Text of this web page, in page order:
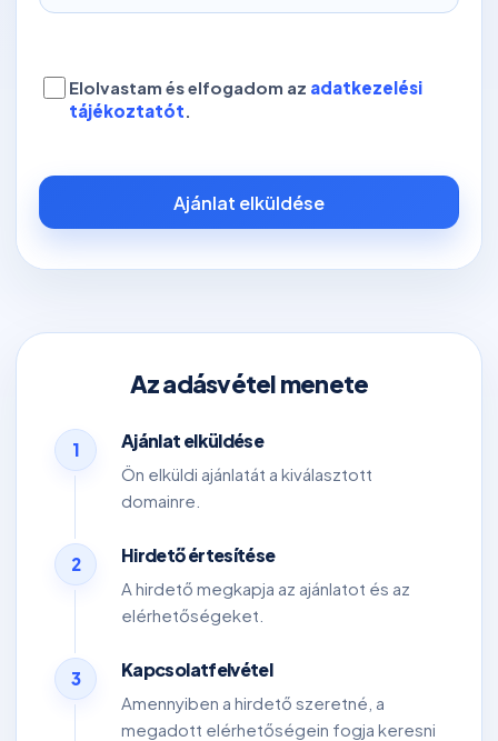
Elolvastam és elfogadom az adatkezelési
tájékoztatót.
Ajánlat elküldése
Az adásvétel menete
1 Ajánlat elküldése
Ön elküldi ajánlatát a kiválasztott
domainre.
2 Hirdető értesítése
A hirdető megkapja az ajánlatot és az
elérhetőségeket.
3 Kapcsolatfelvétel
Amennyiben a hirdető szeretné, a
megadott elérhetőségein fogja keresni